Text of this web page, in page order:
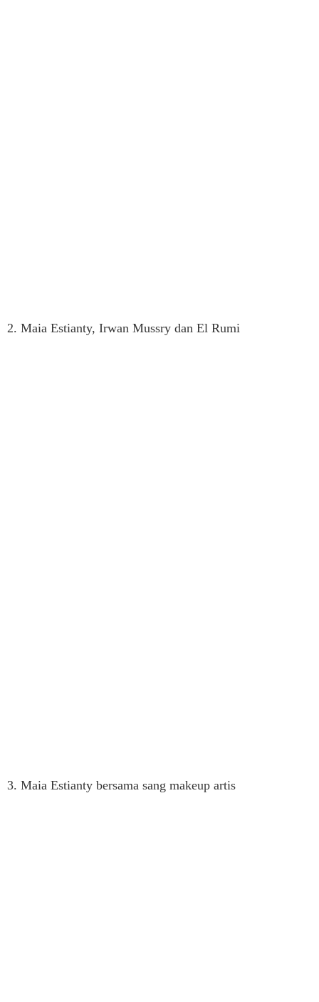
2. Maia Estianty, Irwan Mussry dan El Rumi
3. Maia Estianty bersama sang makeup artis